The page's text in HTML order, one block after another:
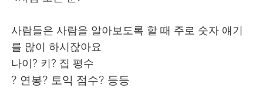
English
사람들은 사람을 알아보도록 할 때 주로 숫자 얘기
를 많이 하시잖아요
나이? 키? 집 평수
? 연봉? 토익 점수? 등등